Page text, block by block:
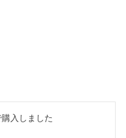
入しました